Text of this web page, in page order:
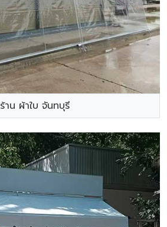
ร้าน ผ้าใบ จันทบุรี